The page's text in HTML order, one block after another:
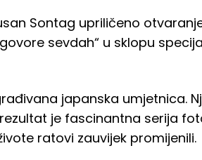
Sontag upriličeno
sevdah“ u sklopu
japanska umjetnica.
je fascinantna serija
ratovi zauvijek promijenili.